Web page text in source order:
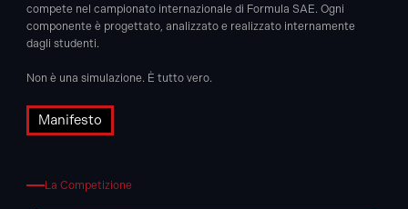
compete nel campionato internazionale di Formula SAE. Ogni
componente è progettato, analizzato e realizzato internamente
dagli studenti.
Non è una simulazione. È tutto vero.
Manifesto
La Competizione